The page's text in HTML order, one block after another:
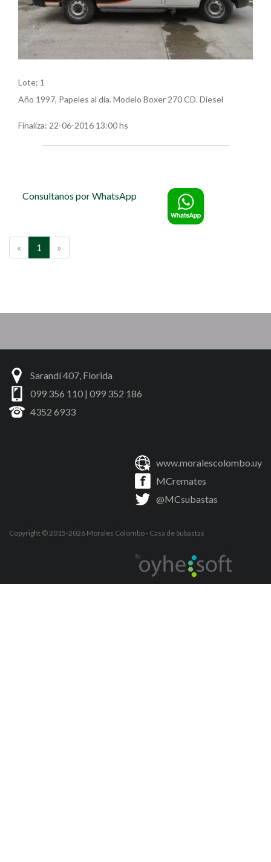
Lote: 1
Año 1997, Papeles al día. Modelo Boxer 270 CD. Diesel
Finaliza: 22-06-2016 13:00 hs
Consultanos por WhatsApp
« 1 »
Sarandí 407, Florida
099 356 110 | 099 352 186
4352 6933
www.moralescolombo.uy
MCremates
@MCsubastas
Copyright © 2015-2026 Morales Colombo- Casa de Subastas